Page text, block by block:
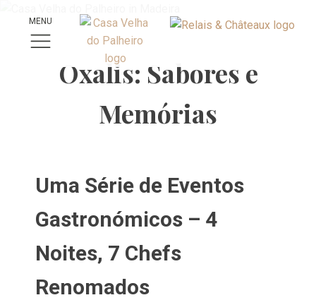
MENU
Oxalis: Sabores e
Memórias
Uma Série de Eventos
Gastronómicos – 4
Noites, 7 Chefs
Renomados